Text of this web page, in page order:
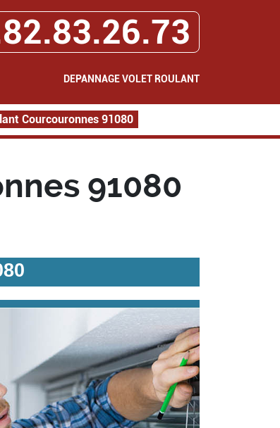
DEPANNAGE VOLET ROULANT
Courcouronnes 91080
91080